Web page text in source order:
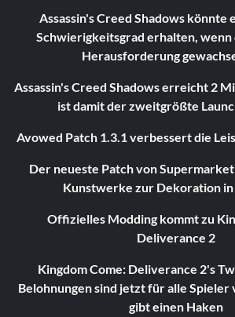
Assassin's Creed Shadows könnte
Schwierigkeitsgrad erhalten, wenn
Herausforderung
Assassin's Creed Shadows erreicht 2
ist damit der zweitgrößte
Avowed Patch 1.3.1 verbessert die
Der neueste Patch von
Kunstwerke zur Dekoration in
Offizielles Modding kommt zu
Deliverance 2
Kingdom Come: Deliverance 2's
Belohnungen sind jetzt für alle Spieler
gibt einen Haken